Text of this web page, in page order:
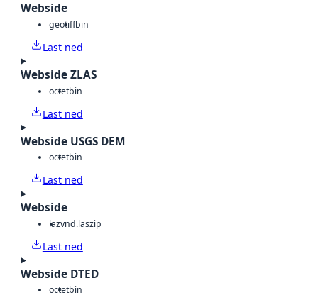
Webside
geotiffbin
Last ned
Webside ZLAS
octetbin
Last ned
Webside USGS DEM
octetbin
Last ned
Webside
lazvnd.laszip
Last ned
Webside DTED
octetbin